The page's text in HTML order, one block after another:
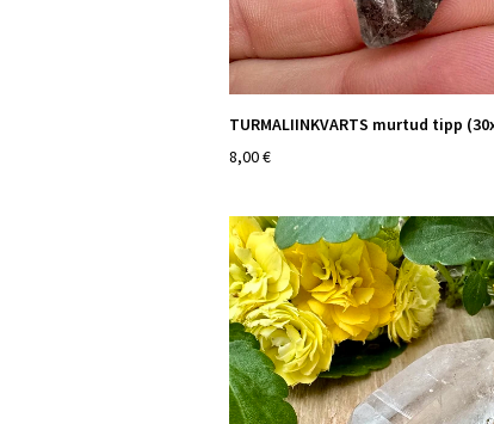
TURMALIINKVARTS murtud tipp
8,00 €